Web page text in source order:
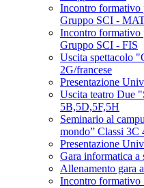
Incontro formativo
Gruppo SCI -
Incontro formativo
Gruppo SCI - FIS
Uscita spettacolo
2G/francese
Presentazione
Uscita teatro Due
5B,5D,5F,5H
Seminario al
mondo” Classi 3C
Presentazione
Gara informatica a
Allenamento gara
Incontro formativo